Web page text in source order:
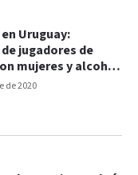
de 2020
Uruguay:
jugadores de
mujeres y alcohol
contra River